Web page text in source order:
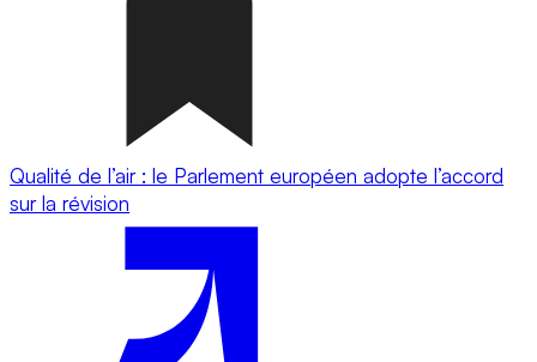
Qualité de l’air : le Parlement européen adopte l’accord
sur la révision